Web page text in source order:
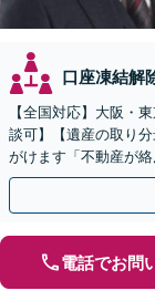
口座凍結解
【全国対応】大阪・
談可】【遺産の取り
がけます「不動産が
執行／事業承継など
電話でお問